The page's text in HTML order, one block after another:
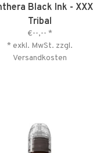
Black Ink - XXX
Tribal
€--,-- *
* exkl. MwSt. zzgl.
Versandkosten